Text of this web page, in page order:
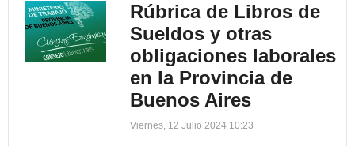
Rúbrica de Libros de
Sueldos y otras
obligaciones laborales
en la Provincia de
Buenos Aires
Viernes, 12 Julio 2024 10:23